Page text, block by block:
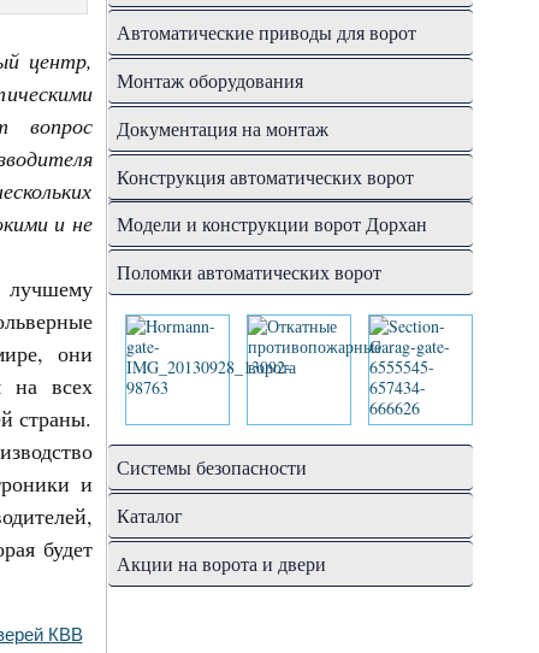
центр,
вопрос
и не
лучшему
они
на всех
страны.
и
будет
КВВ
Автоматические приводы для ворот
Монтаж оборудования
Документация на монтаж
Конструкция автоматических ворот
Модели и конструкции ворот Дорхан
Поломки автоматических ворот
Системы безопасности
Каталог
Акции на ворота и двери